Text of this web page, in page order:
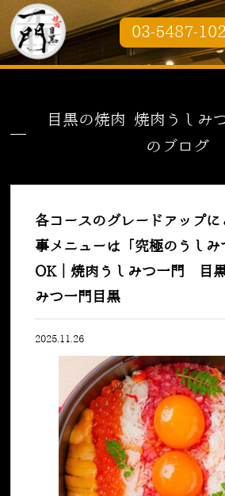
03-5487-
目黒の焼肉 焼肉うしみ
のブログ
各コースのグレードアップ
事メニューは「究極のうし
OK｜焼肉うしみつ一門 目
みつ一門目黒
2025.11.26